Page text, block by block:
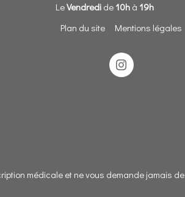
LeVendredi de 10h à 19h
Plan du site
Mentions légales
médicale et ne vous demande jamais de